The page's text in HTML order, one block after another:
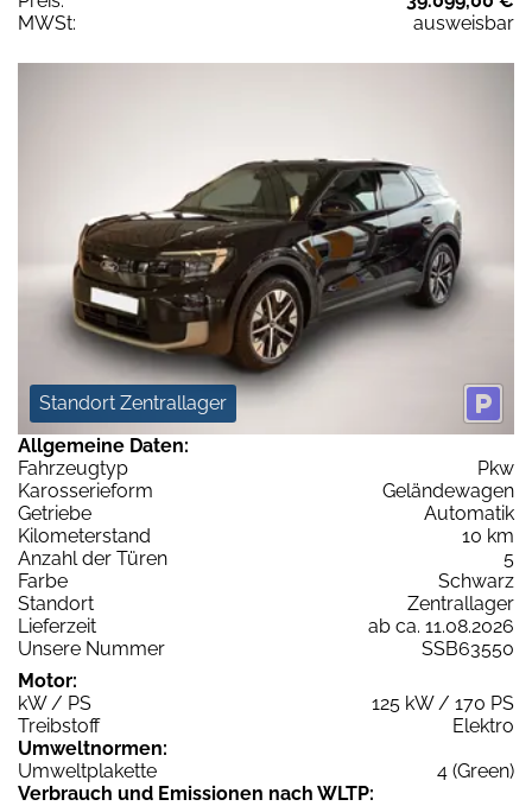
MWSt:
ausweisbar
Standort Zentrallager
Allgemeine Daten:
Fahrzeugtyp
Pkw
Karosserieform
Geländewagen
Getriebe
Automatik
Kilometerstand
10 km
Anzahl der Türen
5
Farbe
Schwarz
Standort
Zentrallager
Lieferzeit
ab ca. 11.08.2026
Unsere Nummer
SSB63550
Motor:
kW / PS
125 kW / 170 PS
Treibstoff
Elektro
Umweltnormen:
Umweltplakette
4 (Green)
Verbrauch und Emissionen nach WLTP: